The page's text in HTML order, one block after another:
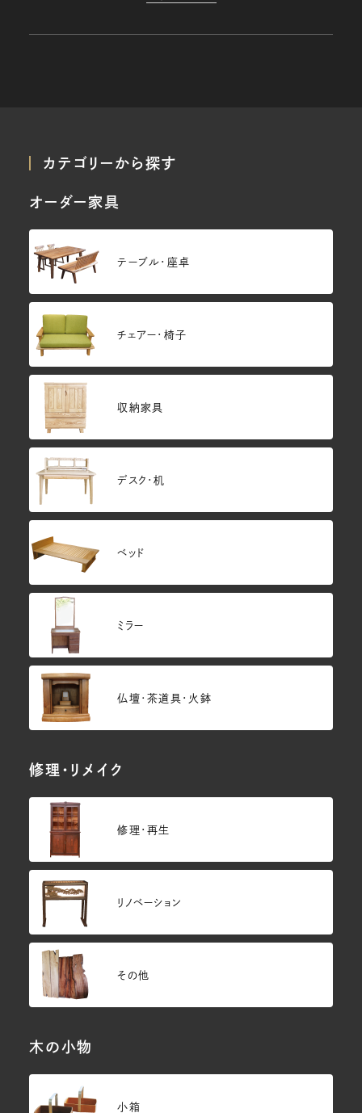
カテゴリーから探す
オーダー家具
テーブル・座卓
チェアー・椅子
収納家具
デスク・机
ベッド
ミラー
仏壇･茶道具・火鉢
修理・リメイク
修理・再生
リノベーション
その他
木の小物
小箱